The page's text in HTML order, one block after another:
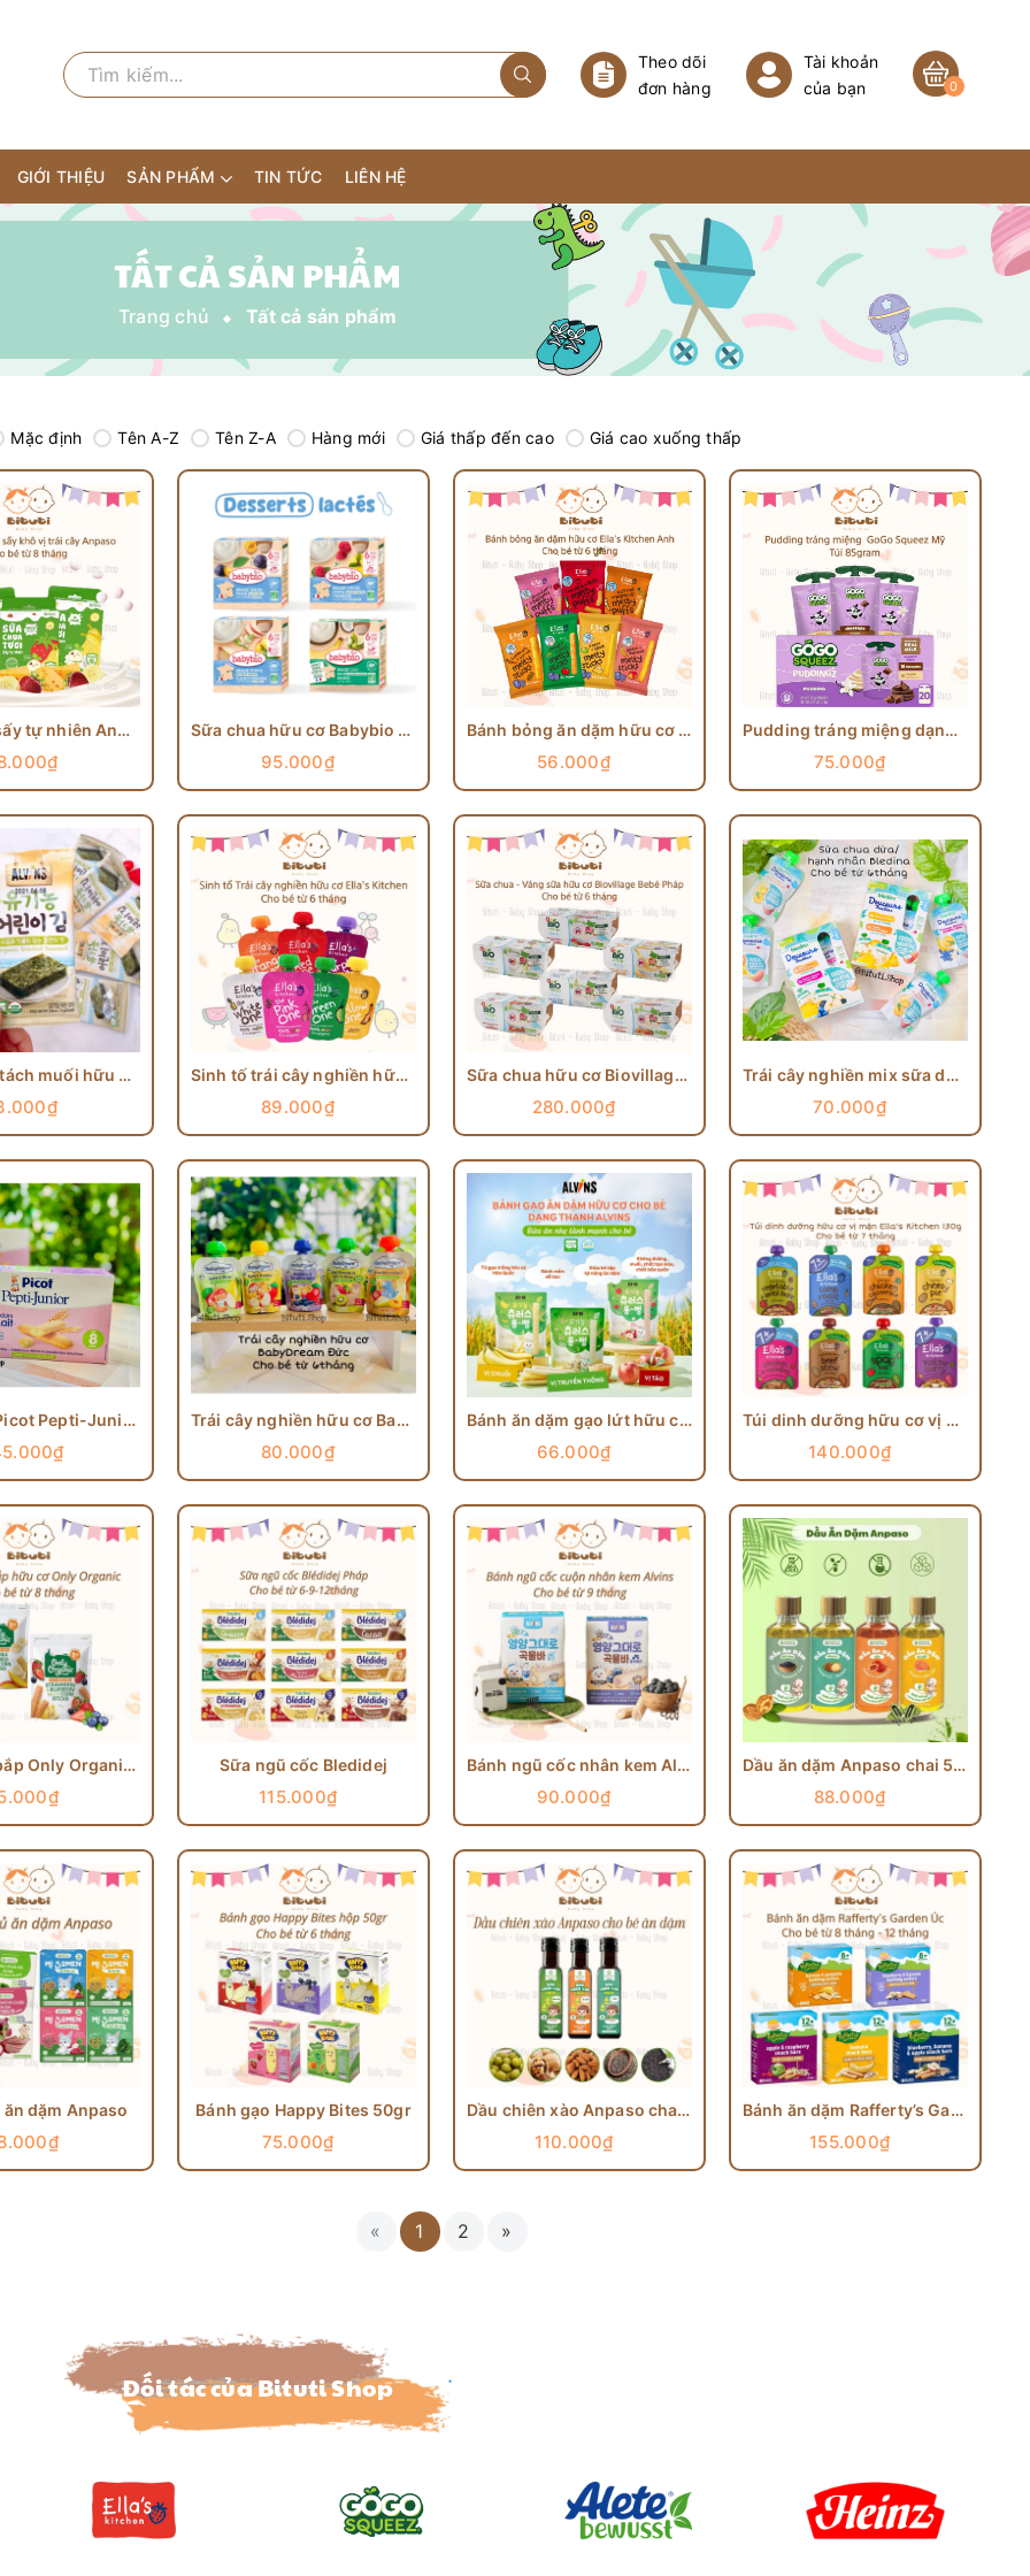
Theo dõi
đơn hàng
Tài khoản
của bạn
0
GIỚI THIỆU SẢN PHẨM TIN TỨC LIÊN HỆ
TẤT CẢ SẢN PHẨM
Trang chủ Tất cả sản phẩm
Mặc định Tên A-Z Tên Z-A Hàng mới Giá thấp đến cao Giá cao xuống thấp
Sữa chua sấy tự nhiên Anpaso cho bé từ 8 tháng Sữa chua hữu cơ Babybio từ sữa bò/ sữa dê/ sữa cừu/ sữa thực vật dạng túi 85gr cho bé từ 6 tháng
95.000₫
Bánh bỏng ăn dặm hữu cơ Ella's Kitchen cho bé từ 6 tháng
56.000₫
Pudding tráng miệng dạng túi Gogo Squeez Mỹ cho bé từ 10 tháng
75.000₫
Rong biển tách muối hữu cơ Alvins gói lẻ 15gram Sinh tố trái cây nghiền hữu cơ Ella Kitchen cho bé từ 6 tháng
89.000₫
Sữa chua hữu cơ Biovillage Bébé Pháp cho bé từ 6 tháng
280.000₫
Trái cây nghiền mix sữa dừa Bledina túi 90g
70.000₫
Bánh quy Picot Pepti-Junior không chứa sữa phù hợp cho bé dị ứng đạm bò Trái cây nghiền hữu cơ Babydream Đức cho bé từ 6 tháng túi 90g
80.000₫
Bánh ăn dặm gạo lứt hữu cơ thanh dài Alvins 30g Hàn Quốc cho bé từ 7 tháng tuổi
66.000₫
Túi dinh dưỡng hữu cơ vị mặn Ella’s Kitchen cho bé từ 7tháng
140.000₫
Bánh que bắp Only Organic 15gr Sữa ngũ cốc Bledidej
115.000₫
Bánh ngũ cốc nhân kem Alvins
90.000₫
Dầu ăn dặm Anpaso chai 50ml
88.000₫
dặm Anpaso Bánh gạo Happy Bites 50gr
75.000₫
Dầu chiên xào Anpaso chai 100ml
110.000₫
Bánh ăn dặm Rafferty’s Garden
155.000₫
« 1 2 »
Đối tác của Bituti Shop